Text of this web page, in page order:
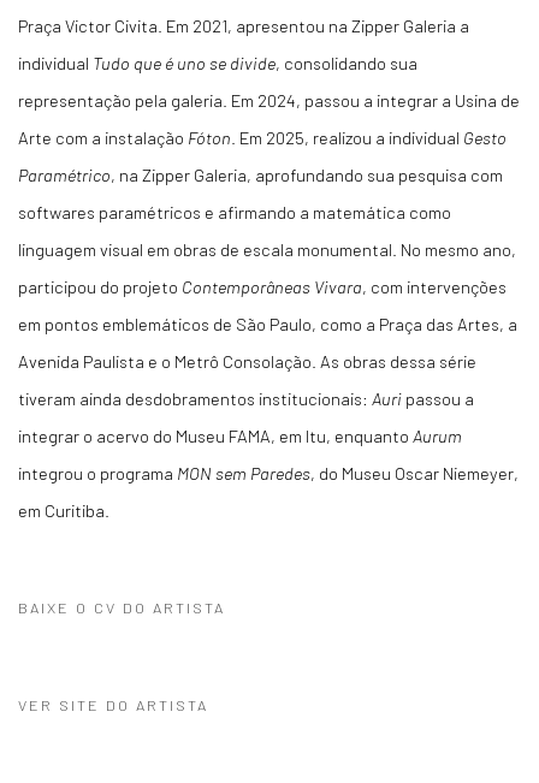
Praça Victor Civita. Em 2021, apresentou na Zipper Galeria a
individual Tudo que é uno se divide, consolidando sua
representação pela galeria. Em 2024, passou a integrar a Usina de
Arte com a instalação Fóton . Em 2025, realizou a individual Gesto
Paramétrico, na Zipper Galeria, aprofundando sua pesquisa com
softwares paramétricos e afirmando a matemática como
linguagem visual em obras de escala monumental. No mesmo ano,
participou do projeto Contemporâneas Vivara, com intervenções
em pontos emblemáticos de São Paulo, como a Praça das Artes, a
Avenida Paulista e o Metrô Consolação. As obras dessa série
tiveram ainda desdobramentos institucionais: Auri passou a
integrar o acervo do Museu FAMA, em Itu, enquanto Aurum
integrou o programa MON sem Paredes, do Museu Oscar Niemeyer,
em Curitiba.
BAIXE O CV DO ARTISTA
VER SITE DO ARTISTA